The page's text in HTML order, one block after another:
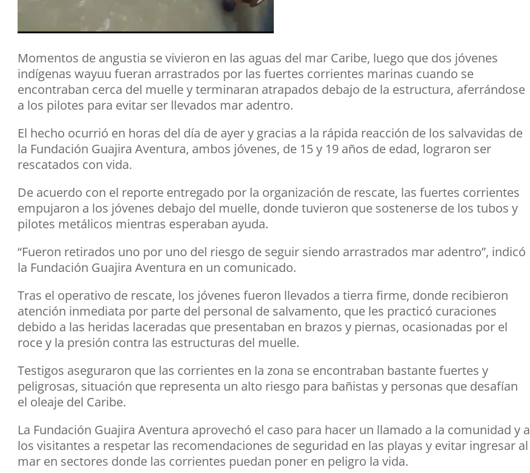
Momentos de angustia se vivieron en las aguas del mar Caribe, luego que dos jóvenes
indígenas wayuu fueran arrastrados por las fuertes corrientes marinas cuando se
encontraban cerca del muelle y terminaran atrapados debajo de la estructura, aferrándose
a los pilotes para evitar ser llevados mar adentro.
El hecho ocurrió en horas del día de ayer y gracias a la rápida reacción de los salvavidas de
la Fundación Guajira Aventura, ambos jóvenes, de 15 y 19 años de edad, lograron ser
rescatados con vida.
De acuerdo con el reporte entregado por la organización de rescate, las fuertes corrientes
empujaron a los jóvenes debajo del muelle, donde tuvieron que sostenerse de los tubos y
pilotes metálicos mientras esperaban ayuda.
“Fueron retirados uno por uno del riesgo de seguir siendo arrastrados mar adentro”, indicó
la Fundación Guajira Aventura en un comunicado.
Tras el operativo de rescate, los jóvenes fueron llevados a tierra firme, donde recibieron
atención inmediata por parte del personal de salvamento, que les practicó curaciones
debido a las heridas laceradas que presentaban en brazos y piernas, ocasionadas por el
roce y la presión contra las estructuras del muelle.
Testigos aseguraron que las corrientes en la zona se encontraban bastante fuertes y
peligrosas, situación que representa un alto riesgo para bañistas y personas que desafían
el oleaje del Caribe.
La Fundación Guajira Aventura aprovechó el caso para hacer un llamado a la comunidad y a
los visitantes a respetar las recomendaciones de seguridad en las playas y evitar ingresar al
mar en sectores donde las corrientes puedan poner en peligro la vida.